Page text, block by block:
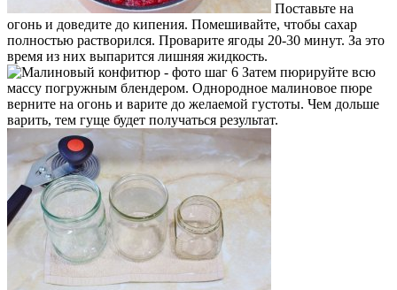
Поставьте на
огонь и доведите до кипения. Помешивайте, чтобы сахар
полностью растворился. Проварите ягоды 20-30 минут. За это
время из них выпарится лишняя жидкость.
Затем пюрируйте всю
массу погружным блендером. Однородное малиновое пюре
верните на огонь и варите до желаемой густоты. Чем дольше
варить, тем гуще будет получаться результат.